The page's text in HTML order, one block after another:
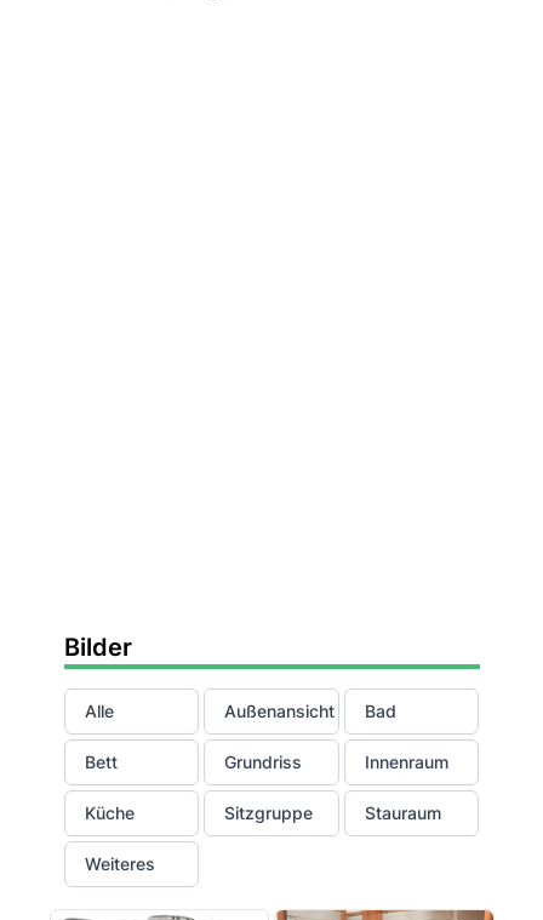
Bilder
Alle Außenansicht Bad
Bett Grundriss Innenraum
Küche Sitzgruppe Stauraum
Weiteres